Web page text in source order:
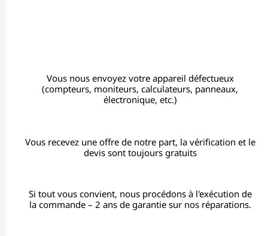
Vous nous envoyez votre appareil défectueux
(compteurs, moniteurs, calculateurs, panneaux,
électronique, etc.)
Vous recevez une offre de notre part, la vérification et le
devis sont toujours gratuits
Si tout vous convient, nous procédons à l'exécution de
la commande – 2 ans de garantie sur nos réparations.